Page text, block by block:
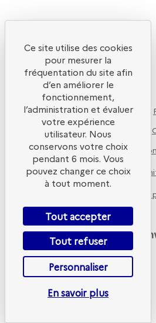
ADEME
Legal notice
Cookie policy
Accessibility
ACT
Our LinkedIn
Powered by
Ce site utilise des cookies
pour mesurer la
fréquentation du site afin
d’en améliorer le
fonctionnement,
l’administration et évaluer
votre expérience
utilisateur. Nous
conservons votre choix
pendant 6 mois. Vous
pouvez changer ce choix
à tout moment.
Tout accepter
Tout refuser
Personnaliser
En savoir plus